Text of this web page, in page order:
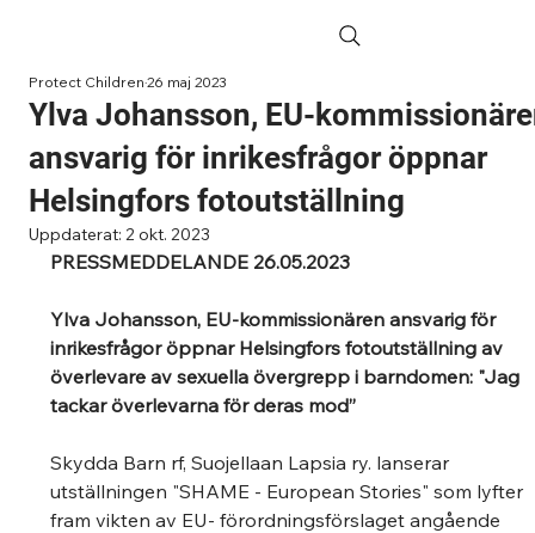
Ylva Johansson, EU-
ansvarig för inrikesfrågor öppnar
Helsingfors fotoutställning
Protect Children26 maj 2023
Uppdaterat:2 okt. 2023
PRESSMEDDELANDE 26.05.2023
Ylva Johansson, EU-kommissionären ansvarig för
inrikesfrågor öppnar Helsingfors fotoutställning av
överlevare av sexuella övergrepp i barndomen: "Jag
tackar överlevarna för deras mod”
Skydda Barn rf, Suojellaan Lapsia ry. lanserar
utställningen "SHAME - European Stories" som lyfter
fram vikten av EU- förordningsförslaget angående